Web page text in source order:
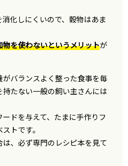
化しにくいので、穀物はあま
物を使わないというメリットが
がバランスよく整った食事を毎
たない一般の飼い主さんには
ドを与えて、たまに手作りフ
トです。
、必ず専門のレシピ本を見て